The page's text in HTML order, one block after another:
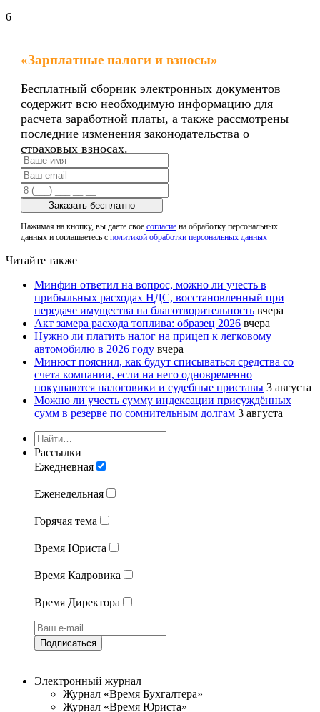
6
«Зарплатные налоги и взносы»
Бесплатный сборник электронных документов
содержит всю необходимую информацию для
расчета заработной платы, а также рассмотрены
последние изменения законодательства о
страховых взносах.
Заказать бесплатно
Нажимая на кнопку, вы даете свое согласие на обработку персональных
данных и соглашаетесь с политикой обработки персональных данных
Читайте также
Минфин ответил на вопрос, можно ли учесть в
прибыльных расходах НДС, восстановленный при
передаче имущества на благотворительность вчера
Акт замера расхода топлива: образец 2026 вчера
Нужно ли платить налог на прицеп к легковому
автомобилю в 2026 году вчера
Минюст пояснил, как будут списываться средства со
счета компании, если на него одновременно
покушаются налоговики и судебные приставы 3 августа
Можно ли учесть сумму индексации присуждённых
сумм в резерве по сомнительным долгам 3 августа
Рассылки
Ежедневная
Еженедельная
Горячая тема
Время Юриста
Время Кадровика
Время Директора
Подписаться
Электронный журнал
Журнал «Время Бухгалтера»
Журнал «Время Юриста»